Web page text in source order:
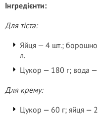
Інгредієнти:
Для тіста:
Яйця — 4 шт.;
л.
Цукор — 180 г; вода —
Для крему:
Цукор — 60 г; яйця —